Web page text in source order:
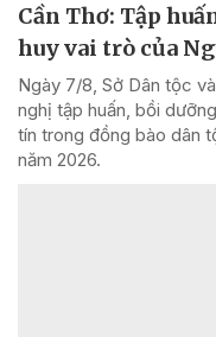
Cần Thơ: Tập
huy vai trò của
Ngày 7/8, Sở Dân tộc
nghị tập huấn, bồi
tín trong đồng bào dân
năm 2026.